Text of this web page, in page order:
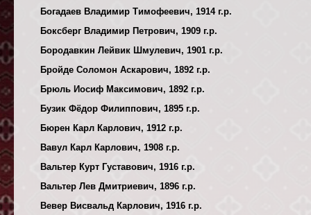
Богадаев Владимир Тимофеевич, 1914 г.р.
Боксберг Владимир Петрович, 1909 г.р.
Бородавкин Лейвик Шмулевич, 1901 г.р.
Бройде Соломон Аскарович, 1892 г.р.
Брюль Иосиф Максимович, 1892 г.р.
Бузик Фёдор Филиппович, 1895 г.р.
Бюрен Карл Карлович, 1912 г.р.
Вавул Карл Карлович, 1908 г.р.
Вальтер Курт Густавович, 1916 г.р.
Вальтер Лев Дмитриевич, 1896 г.р.
Вевер Висвальд Карлович, 1916 г.р.